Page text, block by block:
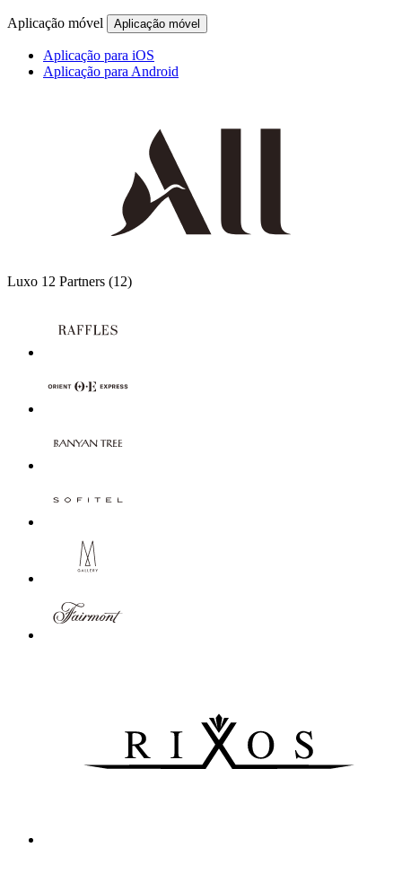
Aplicação móvel Aplicação móvel
Aplicação para iOS
Aplicação para Android
Luxo 12 Partners (12)